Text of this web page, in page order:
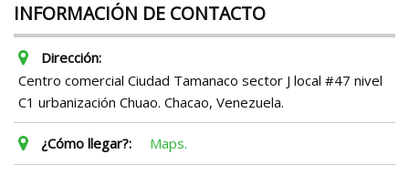
INFORMACIÓN DE CONTACTO
Dirección:
Centro comercial Ciudad Tamanaco sector J local #47 nivel
C1 urbanización Chuao. Chacao, Venezuela.
¿Cómo llegar?: Maps.